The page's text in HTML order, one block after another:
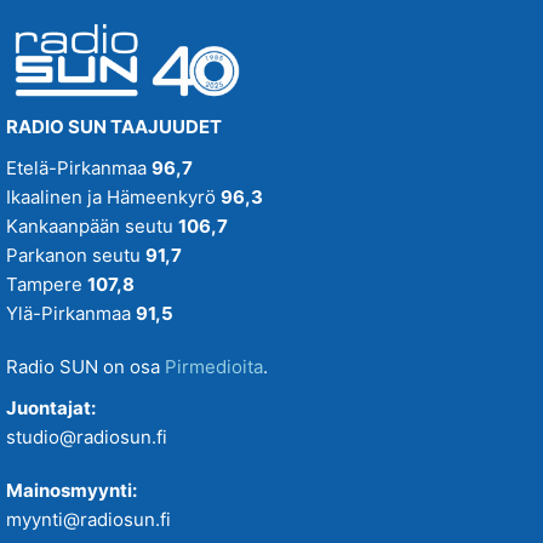
RADIO SUN TAAJUUDET
Etelä-Pirkanmaa 96,7
Ikaalinen ja Hämeenkyrö 96,3
Kankaanpään seutu 106,7
Parkanon seutu 91,7
Tampere 107,8
Ylä-Pirkanmaa 91,5
Radio SUN on osa Pirmedioita.
Juontajat:
studio@radiosun.fi
Mainosmyynti:
myynti@radiosun.fi